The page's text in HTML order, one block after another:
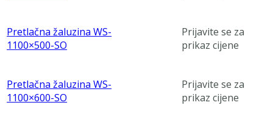
Pretlačna žaluzina WS-
1100×500-SO
Prijavite se za
prikaz cijene
Pretlačna žaluzina WS-
1100×600-SO
Prijavite se za
prikaz cijene